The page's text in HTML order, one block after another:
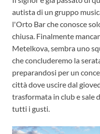
autista di un gruppo
l'Orto Bar che conosce
chiusa. Finalmente
Metelkova, sembra uno
che concluderemo la
preparandosi per un
città dove uscire dal
trasformata in club e sale
tutti i gusti.